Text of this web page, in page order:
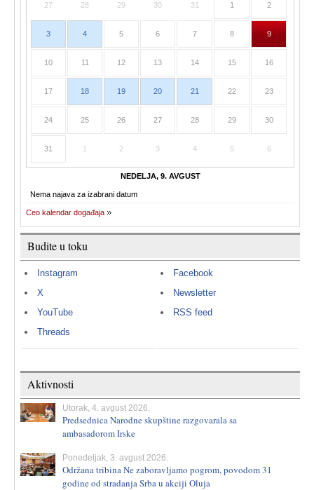
27 28 29 30 31 1 2
3 4 5 6 7 8 9
10 11 12 13 14 15 16
17 18 19 20 21 22 23
24 25 26 27 28 29 30
31 1 2 3 4 5 6
NEDELJA, 9. AVGUST
Nema najava za izabrani datum
Ceo kalendar događaja
Budite u toku
Instagram
X
YouTube
Threads
Facebook
Newsletter
RSS feed
Aktivnosti
Utorak, 4. avgust 2026.
Predsednica Narodne skupštine razgovarala sa
ambasadorom Irske
Ponedeljak, 3. avgust 2026.
Održana tribina Ne zaboravljamo pogrom, povodom 31
godine od stradanja Srba u akciji Oluja